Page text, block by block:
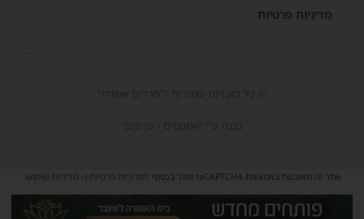
מדיניות פרטיות
© כל הזכויות שמורות ל'חרדים אשדוד'
נבנה ע"י 'אמפסיס - פרסום'
אתר זה מאובטח באמצעות reCAPTCHA וגוגל בכפוף למדיניות פרטיות ו-מדיניות שימוש